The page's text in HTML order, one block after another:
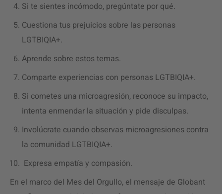
Si te sientes incómodo, pregúntate por qué.
Cuestiona tus prejuicios sobre las personas
LGTBIQIA+.
Aprende sobre estos temas.
Comparte experiencias con personas LGTBIQIA+.
Si cometes una microagresión, reconoce su impacto,
intenta enmendar la situación y pide disculpas.
Involúcrate cuando observas microagresiones contra
la comunidad LGTBIQIA+.
Expresa empatía y compasión.
En el marco del Mes del Orgullo, el mensaje de Globant